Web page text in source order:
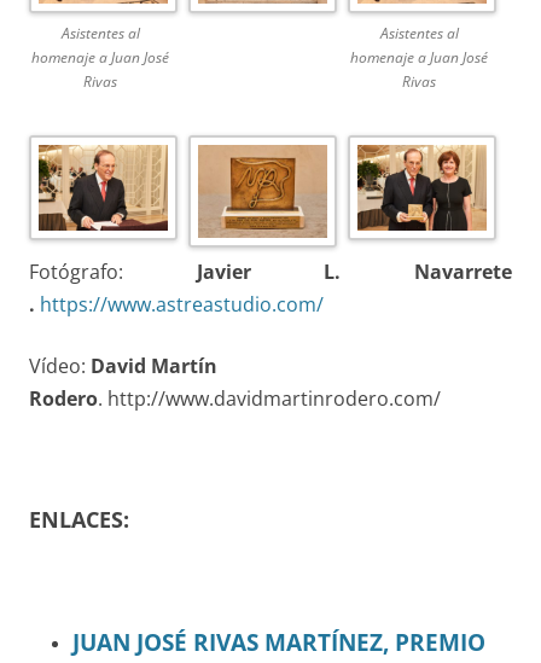
Asistentes al
homenaje a Juan José
Rivas
Asistentes al
homenaje a Juan José
Rivas
Fotógrafo: Javier L. Navarrete
. https://www.astreastudio.com/
Vídeo: David Martín
Rodero. http://www.davidmartinrodero.com/
ENLACES:
JUAN JOSÉ RIVAS MARTÍNEZ, PREMIO